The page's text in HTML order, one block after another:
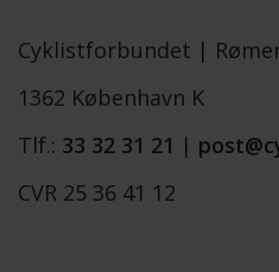
Cyklistforbundet |
1362 København K
Tlf.: 33 32 31 21 |
CVR 25 36 41 12